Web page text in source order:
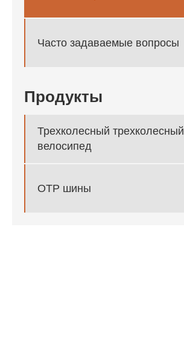
Часто задаваемые вопросы
Продукты
Трехколесный трехколесный
велосипед
ОТР шины